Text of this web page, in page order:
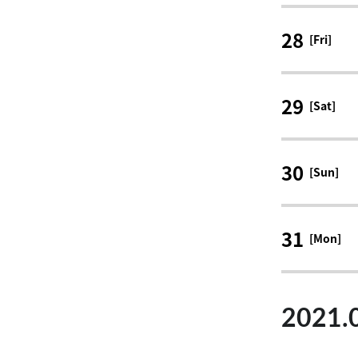
28 [Fri]
29 [Sat]
30 [Sun]
31 [Mon]